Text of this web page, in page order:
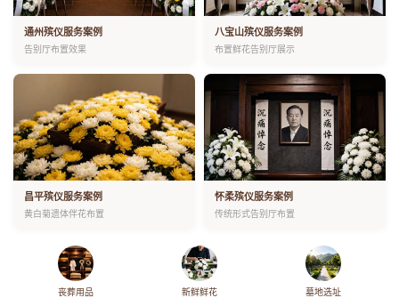
通州殡仪服务案例
告别厅布置效果
八宝山殡仪服务案例
布置鲜花告别厅展示
昌平殡仪服务案例
黄白菊遗体伴花布置
怀柔殡仪服务案例
传统形式告别厅布置
丧葬用品
新鲜鲜花
墓地选址